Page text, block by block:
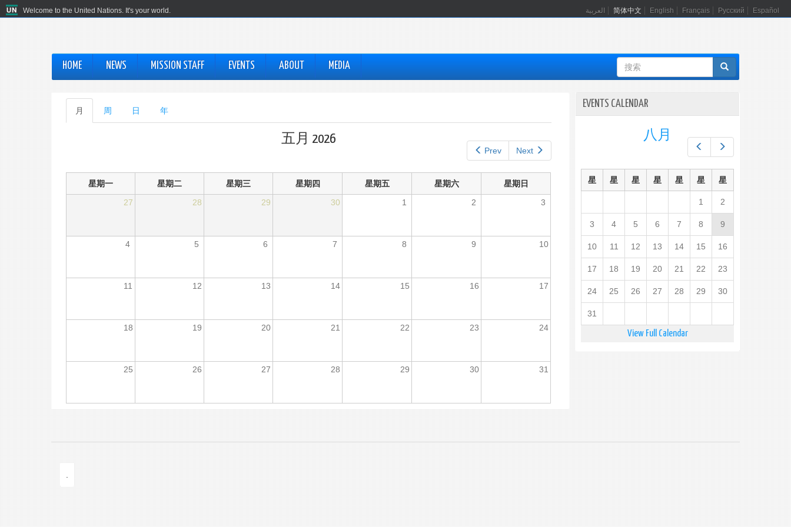
Welcome to the United Nations. It's your world. العربية 简体中文 English Français Русский Español
HOME NEWS MISSION STAFF EVENTS ABOUT MEDIA
搜
索
表
主
标
月 周 日 年
Prev Next
五月 2026
星期一 星期二 星期三 星期四 星期五 星期六
星期日
27
28 29 30 1 2 3
4 5 6 7 8 9 10
11 12 13 14 15 16 17
18 19 20 21 22 23 24
25 26 27 28 29 30 31
EVENTS CALENDAR
Next
八月
星 星 星 星 星 星 星
1 2
3 4 5 6 7 8 9
10 11 12 13 14 15 16
17 18 19 20 21 22 23
24 25 26 27 28 29 30
31
View Full Calendar